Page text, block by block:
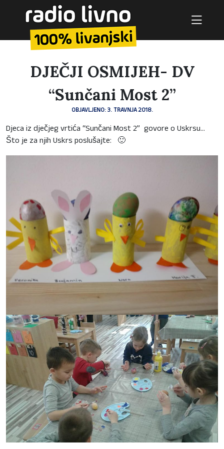
DJEČJI OSMIJEH- DV
“Sunčani Most 2”
OBJAVLJENO: 3. TRAVNJA 2018.
Djeca iz dječjeg vrtića “Sunčani Most 2” govore o Uskrsu…
Što je za njih Uskrs poslušajte: 🙂